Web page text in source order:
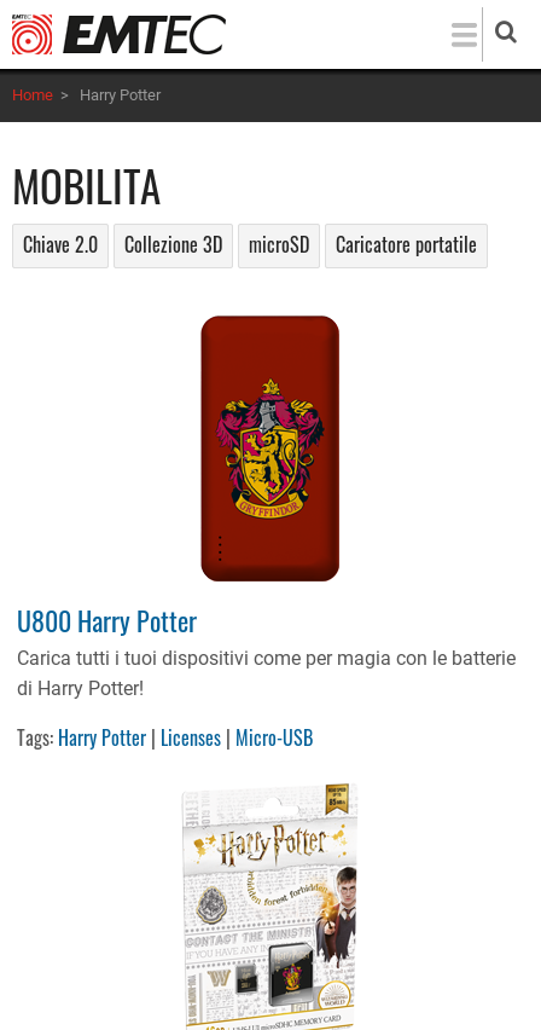
Salta
al
contenuto
principale
Home > Harry Potter
MOBILITA
Chiave 2.0 Collezione 3D microSD Caricatore portatile
U800 Harry Potter
Carica tutti i tuoi dispositivi come per magia con le batterie
di Harry Potter!
Tags: Harry Potter | Licenses | Micro-USB